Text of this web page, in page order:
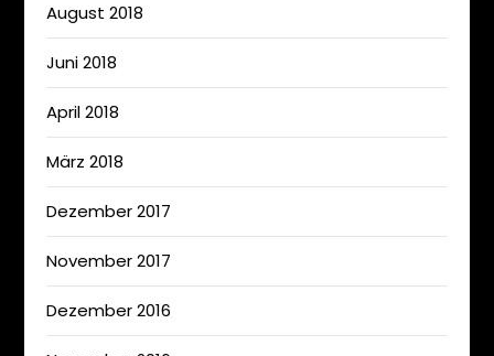
August 2018
Juni 2018
April 2018
März 2018
Dezember 2017
November 2017
Dezember 2016